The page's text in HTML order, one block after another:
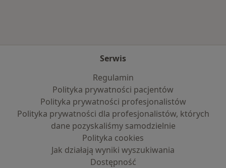
Serwis
Regulamin
Polityka prywatności pacjentów
Polityka prywatności profesjonalistów
Polityka prywatności dla profesjonalistów, których
dane pozyskaliśmy samodzielnie
Polityka cookies
Jak działają wyniki wyszukiwania
Dostępność